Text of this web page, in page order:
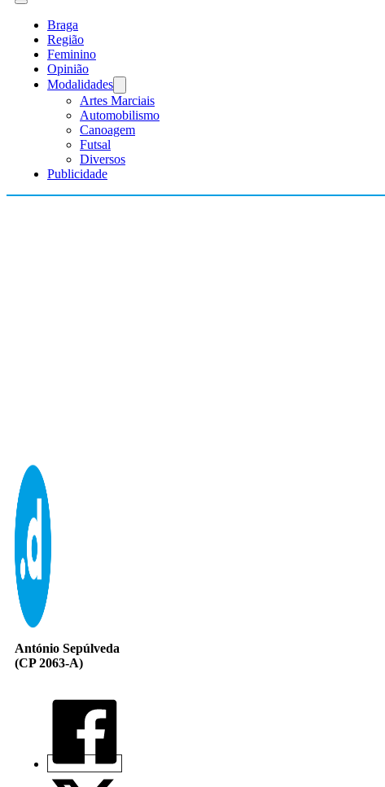
Braga
Região
Feminino
Opinião
Modalidades
Artes Marciais
Automobilismo
Canoagem
Futsal
Diversos
Publicidade
António Sepúlveda
(CP 2063-A)